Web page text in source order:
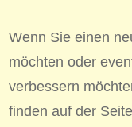
Wenn Sie einen
möchten oder
verbessern
finden auf der